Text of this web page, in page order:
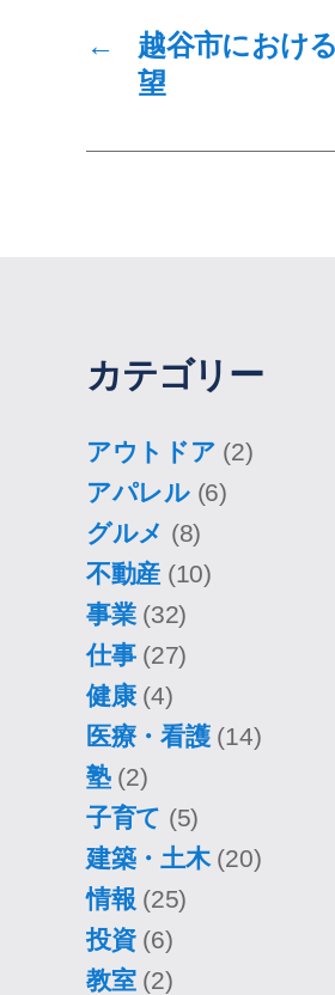
←
越谷市におけ
望
カテゴリー
アウトドア (2)
アパレル(6)
グルメ (8)
不動産 (10)
事業(32)
仕事(27)
健康(4)
医療・看護(14)
塾(2)
子育て (5)
建築・土木(20)
情報 (25)
投資(6)
教室(2)